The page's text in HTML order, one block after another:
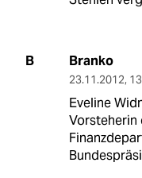
B Branko
23.11.2012,
Eveline
Vorsteherin